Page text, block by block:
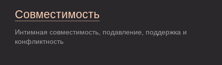
Совместимость
Интимная совместимость, подавление, поддержка и
конфликтность